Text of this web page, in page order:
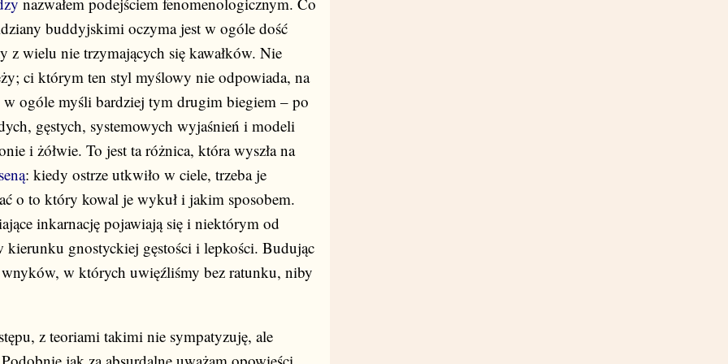
buddyjskimi oczyma jest w ogóle dość
z wielu nie trzymających się kawałków. Nie
ci którym ten styl myślowy nie odpowiada, na
w ogóle myśli bardziej tym drugim biegiem – po
gęstych, systemowych wyjaśnień i modeli
i żółwie. To jest ta różnica, która wyszła na
: kiedy ostrze utkwiło w ciele, trzeba je
o to który kowal je wykuł i jakim sposobem.
inkarnację pojawiają się i niektórym od
gnostyckiej gęstości i lepkości. Budując
w których uwięźliśmy bez ratunku, niby
z teoriami takimi nie sympatyzuję, ale